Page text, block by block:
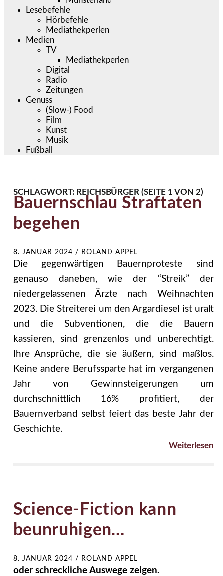
Lesebefehle
Hörbefehle
Mediathekperlen
Medien
TV
Mediathekperlen
Digital
Radio
Zeitungen
Genuss
(Slow-) Food
Film
Kunst
Musik
Fußball
SCHLAGWORT: REICHSBÜRGER (SEITE 1 VON 2)
Bauernschlau Straftaten
begehen
8. JANUAR 2024 / ROLAND APPEL
Die gegenwärtigen Bauernproteste sind
genauso daneben, wie der “Streik” der
niedergelassenen Ärzte nach Weihnachten
2023. Die Streiterei um den Argardiesel ist uralt
und die Subventionen, die die Bauern
kassieren, sind grenzenlos und unberechtigt.
Ihre Ansprüche, die sie äußern, sind maßlos.
Keine andere Berufssparte hat im vergangenen
Jahr von Gewinnsteigerungen um
durchschnittlich 16% profitiert, der
Bauernverband selbst feiert das beste Jahr der
Geschichte.
Weiterlesen
Science-Fiction kann
beunruhigen…
8. JANUAR 2024 / ROLAND APPEL
oder schreckliche Auswege zeigen.